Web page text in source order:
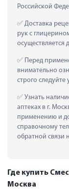
Российской
Доставка
рук с
осуществляется
Перед
внимательно
строго
Узнать
аптеках в г.
применению и
справочному
обратной связи
Где купить
Москва